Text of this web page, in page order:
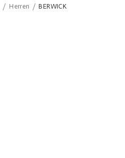
/ Herren / BERWICK